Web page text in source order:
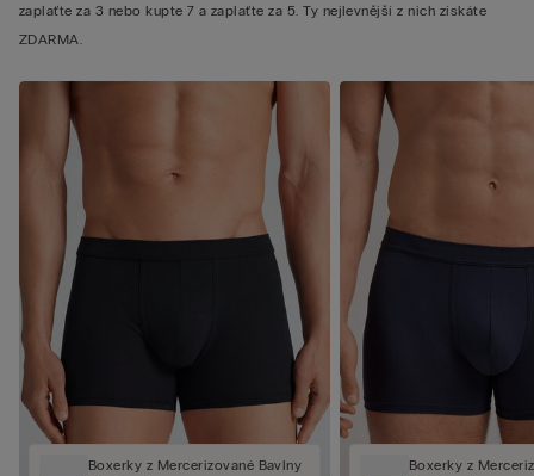
zaplaťte za 3 nebo kupte 7 a zaplaťte za 5. Ty nejlevnější z nich získáte
ZDARMA.
Boxerky z Mercerizované Bavlny
Boxerky z